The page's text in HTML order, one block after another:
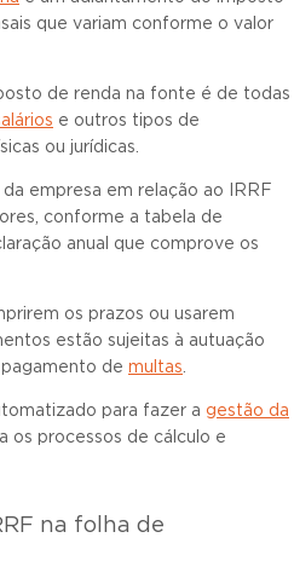
que variam conforme o valor
de renda na fonte é de todas
e outros tipos de
ou jurídicas.
da empresa em relação ao IRRF
conforme a tabela de
anual que comprove os
os prazos ou usarem
estão sujeitas à autuação
de multas.
para fazer a gestão da
os processos de cálculo e
na folha de